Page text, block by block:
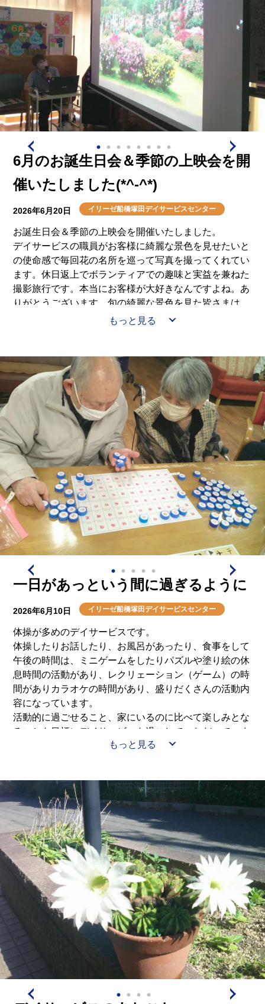
6月のお誕生日会＆季節の上映会を開
催いたしました(*^-^*)
2026年6月20日 イリーゼ船橋塚田デイサービスセンター
お誕生日会＆季節の上映会を開催いたしました。
デイサービスの職員がお客様に綺麗な景色を見せたいと
の使命感で毎回花の名所を巡って写真を撮ってくれてい
ます。休日返上でボランティアでの趣味と実益を兼ねた
撮影旅行です。本当にお客様が大好きなんですよね。あ
りがとうございます。旬の綺麗な景色を見た皆さまは、
「ここ行った事ある場所よ」「綺麗な色ね」等感想を話
もっと見る
一日があっという間に過ぎるように
2026年6月10日 イリーゼ船橋塚田デイサービスセンター
体操が多めのデイサービスです。
体操したりお話したり、お風呂があったり、食事をして
午後の時間は、ミニゲームをしたりパズルや塗り絵の休
息時間の活動があり、レクリェーション（ゲーム）の時
間がありカラオケの時間があり、盛りだくさんの活動内
容になっています。
活動的に過ごせること、家にいるのに比べて楽しみとな
ることを目標にデイサービスを過ごしていただいていま
一部をお知らせします。
もっと見る